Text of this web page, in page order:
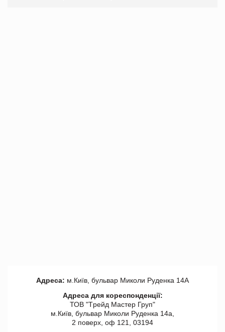
Адреса: м.Київ, бульвар Миколи Руденка 14А
Адреса для кореспонденції:
ТОВ "Tрейд Мастер Груп"
м.Київ, бульвар Миколи Руденка 14а,
2 поверх, оф 121, 03194